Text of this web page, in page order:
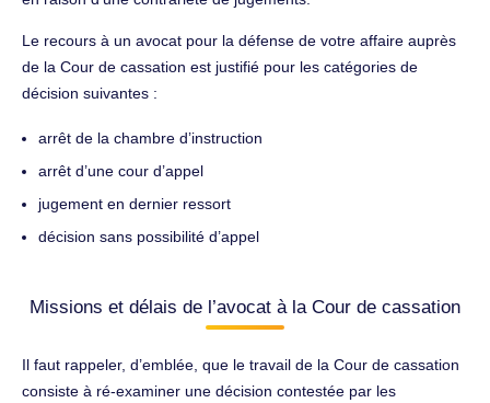
Le recours à un avocat pour la défense de votre affaire auprès
de la Cour de cassation est justifié pour les catégories de
décision suivantes :
arrêt de la chambre d’instruction
arrêt d’une cour d’appel
jugement en dernier ressort
décision sans possibilité d’appel
Missions et délais de l’avocat à la Cour de cassation
Il faut rappeler, d’emblée, que le travail de la Cour de cassation
consiste à ré-examiner une décision contestée par les